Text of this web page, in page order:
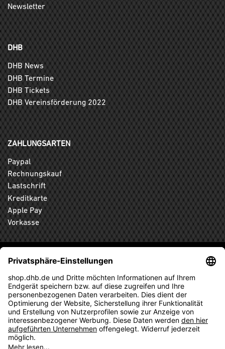
Newsletter
DHB
DHB News
DHB Termine
DHB Tickets
DHB Vereinsförderung 2022
ZAHLUNGSARTEN
Paypal
Rechnungskauf
Lastschrift
Kreditkarte
Apple Pay
Vorkasse
ABONNIEREN SIE DEN KOSTENLOSEN DHB-FANSHOP
NEWSLETTER UND VERPASSEN SIE KEINE NEUIGKEIT ODER
AKTION MEHR.
ANMELDEN